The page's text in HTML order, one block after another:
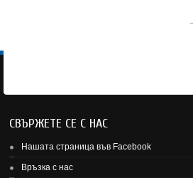
СВЪРЖЕТЕ СЕ С НАС
Нашата страница във Facebook
Връзка с нас